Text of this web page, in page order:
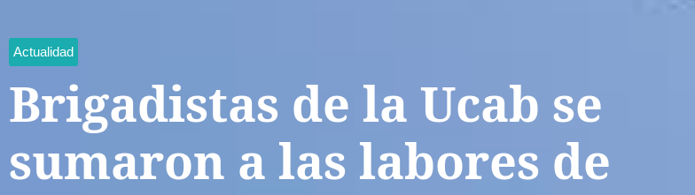
Actualidad
Brigadistas de la Ucab se
sumaron a las labores de